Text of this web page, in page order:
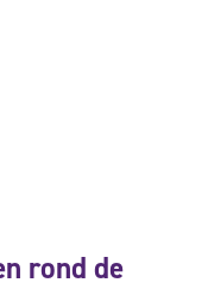
rond de